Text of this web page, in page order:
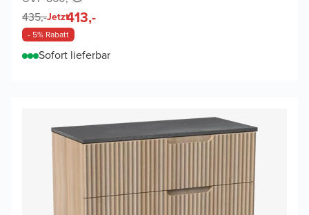
435,-Jetzt413,-
- 5% Rabatt
Sofort lieferbar